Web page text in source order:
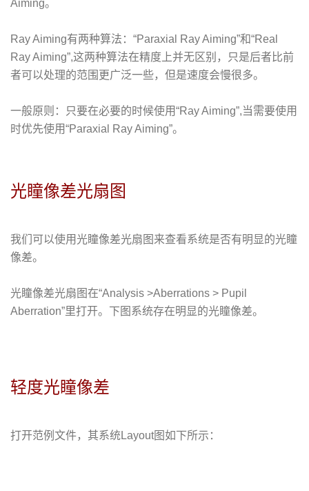
Aiming。
Ray Aiming有两种算法：“Paraxial Ray Aiming”和“Real
Ray Aiming”,这两种算法在精度上并无区别，只是后者比前
者可以处理的范围更广泛一些，但是速度会慢很多。
一般原则：只要在必要的时候使用“Ray Aiming”,当需要使用
时优先使用“Paraxial Ray Aiming”。
光瞳像差光扇图
我们可以使用光瞳像差光扇图来查看系统是否有明显的光瞳
像差。
光瞳像差光扇图在“Analysis >Aberrations > Pupil
Aberration”里打开。下图系统存在明显的光瞳像差。
轻度光瞳像差
打开范例文件，其系统Layout图如下所示：